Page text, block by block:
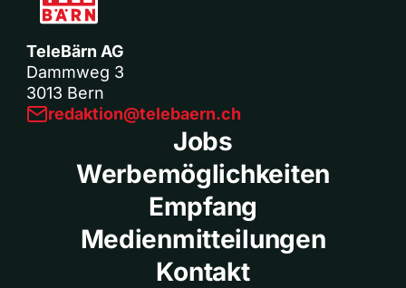
TeleBärn AG
Dammweg 3
3013 Bern
redaktion@telebaern.ch
Jobs
Werbemöglichkeiten
Empfang
Medienmitteilungen
Kontakt